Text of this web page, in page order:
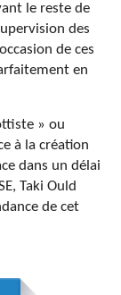
le reste de
des
de ces
en
» ou
à la création
dans un délai
Taki Ould
de cet